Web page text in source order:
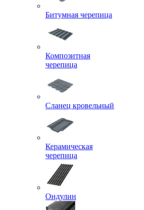
Битумная черепица
Композитная
черепица
Сланец кровельный
Керамическая
черепица
Ондулин